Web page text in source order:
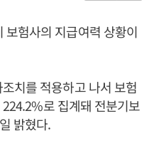
보험사의 지급여력 상황이
치를 적용하고 나서 보험
로 집계돼 전분기보
밝혔다.